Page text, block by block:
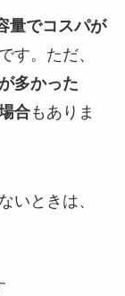
量でコスパが
す。ただ、
多かった
合もありま
いときは、